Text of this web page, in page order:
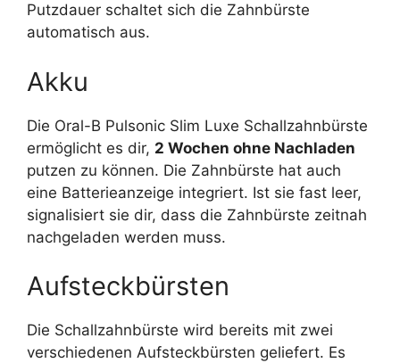
Putzdauer schaltet sich die Zahnbürste
automatisch aus.
Akku
Die Oral-B Pulsonic Slim Luxe Schallzahnbürste
ermöglicht es dir, 2 Wochen ohne Nachladen
putzen zu können. Die Zahnbürste hat auch
eine Batterieanzeige integriert. Ist sie fast leer,
signalisiert sie dir, dass die Zahnbürste zeitnah
nachgeladen werden muss.
Aufsteckbürsten
Die Schallzahnbürste wird bereits mit zwei
verschiedenen Aufsteckbürsten geliefert. Es